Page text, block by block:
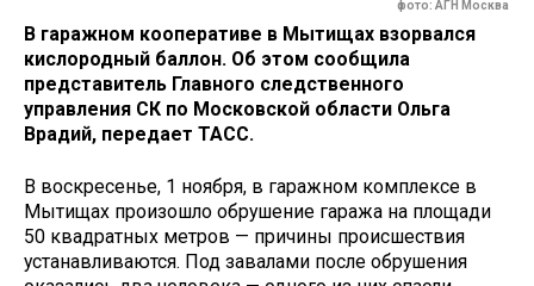
фото: АГН Москва
В гаражном кооперативе в Мытищах взорвался
кислородный баллон. Об этом сообщила
представитель Главного следственного
управления СК по Московской области Ольга
Врадий, передает ТАСС.
В воскресенье, 1 ноября, в гаражном комплексе в
Мытищах произошло обрушение гаража на площади
50 квадратных метров — причины происшествия
устанавливаются. Под завалами после обрушения